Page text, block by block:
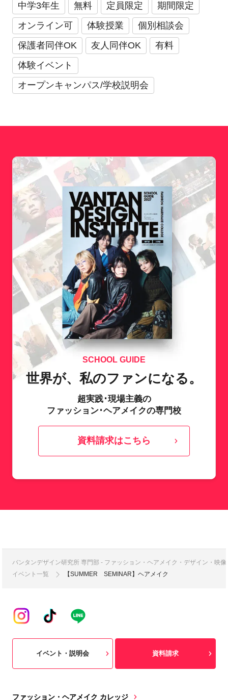
中学3年生
無料 定員限定
期間限定
オンライン可
体験授業
個別相談会
保護者同伴OK
友人同伴OK
有料
体験イベント
オープンキャンパス/学校説明会
SCHOOL GUIDE
世界が、私のファンになる。
超実践･現場主義の
ファッション･ヘアメイクの専門校
資料請求はこちら
バンタンデザイン研究所 専門部 - ファッション・ヘアメイク・デザイン・映
イベント一覧
【SUMMER SEMINAR】ヘアメイク
ファッション・ヘアメイク カレッジ
イベント・説明会 資料請求